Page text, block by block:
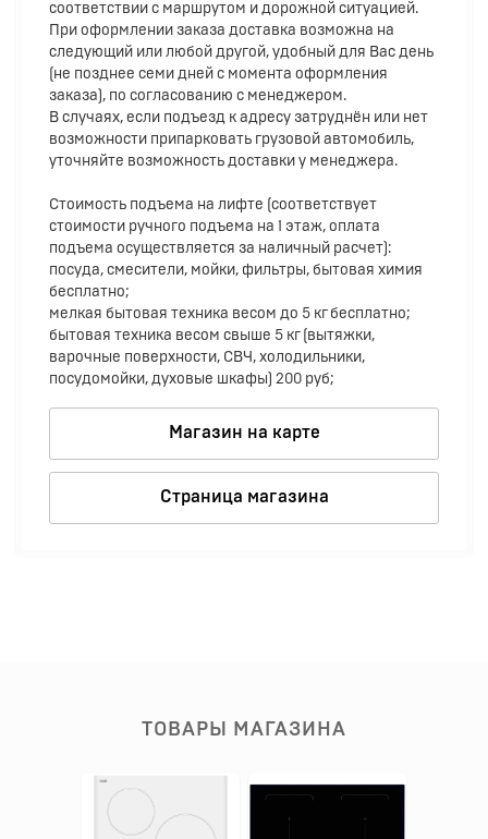
соответствии с маршрутом и дорожной ситуацией.
При оформлении заказа доставка возможна на
следующий или любой другой, удобный для Вас день
(не позднее семи дней с момента оформления
заказа), по согласованию с менеджером.
В случаях, если подъезд к адресу затруднён или нет
возможности припарковать грузовой автомобиль,
уточняйте возможность доставки у менеджера.
Стоимость подъема на лифте (соответствует
стоимости ручного подъема на 1 этаж, оплата
подъема осуществляется за наличный расчет):
посуда, смесители, мойки, фильтры, бытовая химия
бесплатно;
мелкая бытовая техника весом до 5 кг бесплатно;
бытовая техника весом свыше 5 кг (вытяжки,
варочные поверхности, СВЧ, холодильники,
посудомойки, духовые шкафы) 200 руб;
Магазин на карте
Страница магазина
ТОВАРЫ МАГАЗИНА